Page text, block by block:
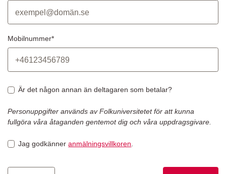
Mobilnummer*
Är det någon annan än deltagaren som betalar?
Personuppgifter används av Folkuniversitetet för att kunna
fullgöra våra åtaganden gentemot dig och våra uppdragsgivare.
Jag godkänneranmälningsvillkoren